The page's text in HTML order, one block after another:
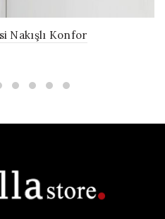
Nakışlı Konfor